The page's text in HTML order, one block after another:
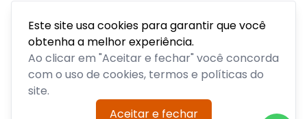
Este site usa cookies para garantir que você
obtenha a melhor experiência.
Ao clicar em "Aceitar e fechar" você concorda
com o uso de cookies, termos e políticas do
site.
Aceitar e fechar
Acompanhe todas as notícias sobre o time, venda de
ingressos, serviços aos sócios, serviços aos torcedores e
informações sobre o clube.